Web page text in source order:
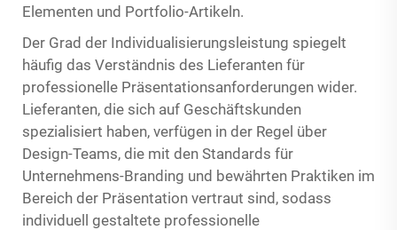
Elementen und Portfolio-Artikeln.
Der Grad der Individualisierungsleistung spiegelt
häufig das Verständnis des Lieferanten für
professionelle Präsentationsanforderungen wider.
Lieferanten, die sich auf Geschäftskunden
spezialisiert haben, verfügen in der Regel über
Design-Teams, die mit den Standards für
Unternehmens-Branding und bewährten Praktiken im
Bereich der Präsentation vertraut sind, sodass
individuell gestaltete professionelle